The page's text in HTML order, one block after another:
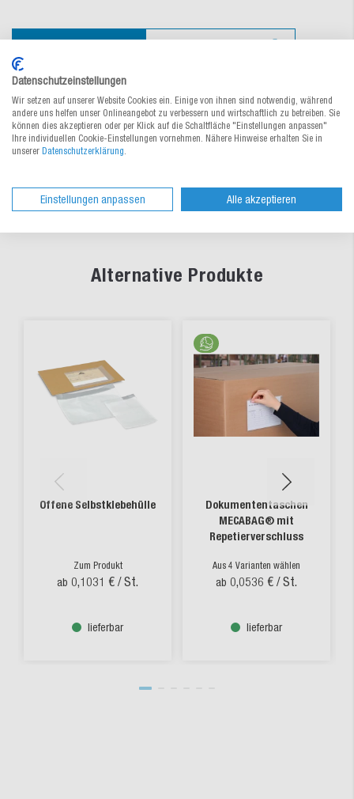
Zur Bestelltabelle ↑ Beratung anfordern
Materialeigenschaften
Alternative Produkte
Offene Selbstklebehülle
Zum Produkt
ab 0,1031 € / St.
lieferbar
Dokumententaschen
MECABAG® mit
Repetierverschluss
Aus 4 Varianten wählen
ab 0,0536 € / St.
lieferbar
Datenschutzeinstellungen
Wir setzen auf unserer Website Cookies ein. Einige von ihnen sind notwendig, während
andere uns helfen unser Onlineangebot zu verbessern und wirtschaftlich zu betreiben. Sie
können dies akzeptieren oder per Klick auf die Schaltfläche "Einstellungen anpassen"
Ihre individuellen Cookie-Einstellungen vornehmen. Nähere Hinweise erhalten Sie in
unserer Datenschutzerklärung
Einstellungen anpassen Alle akzeptieren